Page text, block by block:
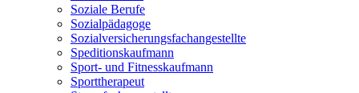
Soziale Berufe
Sozialpädagoge
Sozialversicherungsfachangestellte
Speditionskaufmann
Sport- und Fitnesskaufmann
Sporttherapeut